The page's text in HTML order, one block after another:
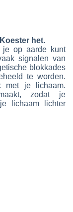
het.
op aarde kunt
signalen van
blokkades
te worden.
met je lichaam.
zodat je
lichaam lichter